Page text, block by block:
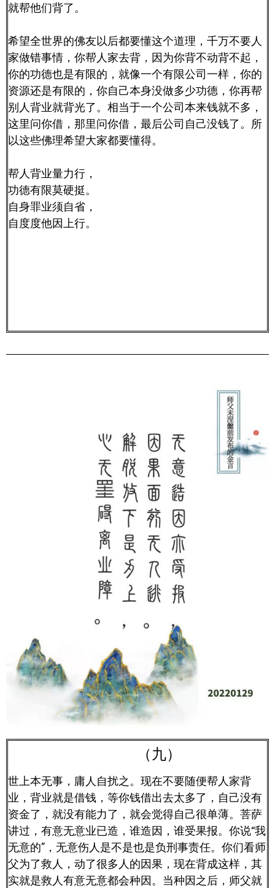
就帮他们背了。
希望全世界的佛友以后都要懂这个道理，千万不要人
家做错事情，你帮人家去背，因为你背不动背不起，
你的功德也是有限的，就像一个有限公司一样，你的
资源还是有限的，你自己本身没做多少功德，你再帮
别人背业就背光了。相当于一个公司本来钱就不多，
这里问你借，那里问你借，最后公司自己没钱了。所
以这些佛理希望大家都要懂得。
帮人背业量力行，
功德有限莫硬挺。
自身罪业须自省，
自度度他因上行。
（九）
世上本无事，庸人自扰之。现在不要随便帮人家背
业，背业就是借钱，等你钱借出去太多了，自己没有
资金了，就没有能力了，就会觉得自己很单薄。菩萨
讲过，有意无意业已造，谁造因，谁受果报。你说“我
无意的”，无意伤人是不是也是负刑事责任。你们看师
父为了救人，动了很多人的因果，现在背成这样，其
实就是救人有意无意都会种因。当种因之后，师父就